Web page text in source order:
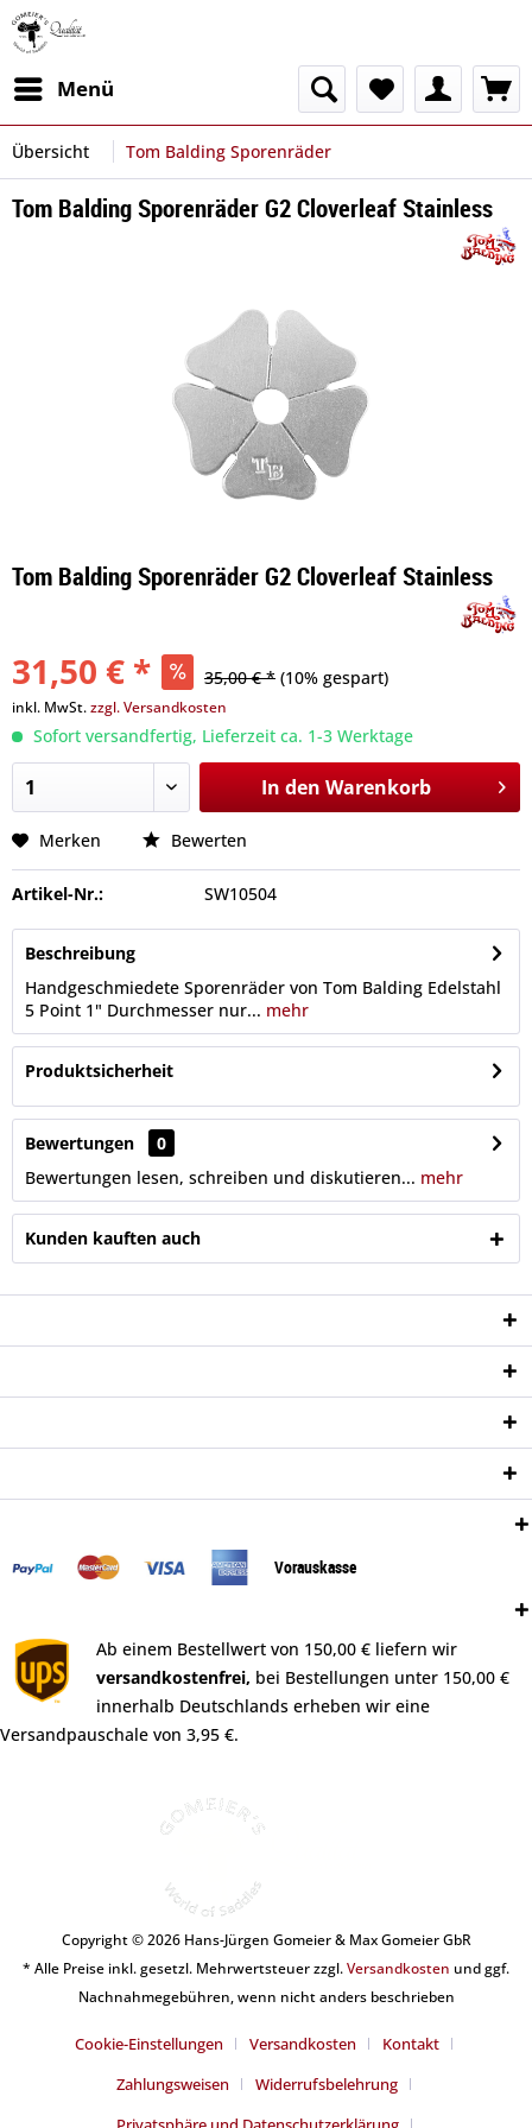
Menü
Übersicht Tom Balding Sporenräder
Tom Balding Sporenräder G2 Cloverleaf Stainless
Tom Balding Sporenräder G2 Cloverleaf Stainless
31,50 € * 35,00 € * (10% gespart)
inkl. MwSt.zzgl. Versandkosten
Sofort versandfertig, Lieferzeit ca. 1-3 Werktage
In den Warenkorb
Merken Bewerten
Artikel-Nr.: SW10504
Beschreibung
Handgeschmiedete Sporenräder von Tom Balding Edelstahl
5 Point 1" Durchmesser nur... mehr
Produktsicherheit
Bewertungen
0
Bewertungen lesen, schreiben und diskutieren... mehr
Kunden kauften auch
Vorauskasse
Ab einem Bestellwert von 150,00 € liefern wir
versandkostenfrei, bei Bestellungen unter 150,00 €
innerhalb Deutschlands erheben wir eine
Versandpauschale von 3,95 €.
Copyright © 2026 Hans-Jürgen Gomeier & Max Gomeier GbR
* Alle Preise inkl. gesetzl. Mehrwertsteuer zzgl.Versandkosten und ggf.
Nachnahmegebühren, wenn nicht anders beschrieben
Cookie-Einstellungen Versandkosten
Kontakt
Zahlungsweisen
Widerrufsbelehrung